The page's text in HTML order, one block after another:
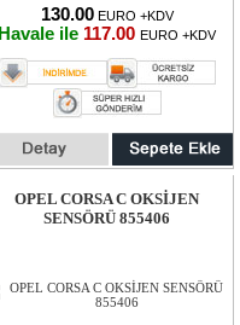
130.00 EURO +KDV
Havale ile 117.00 EURO +KDV
OPEL CORSA C OKSİJEN
SENSÖRÜ 855406